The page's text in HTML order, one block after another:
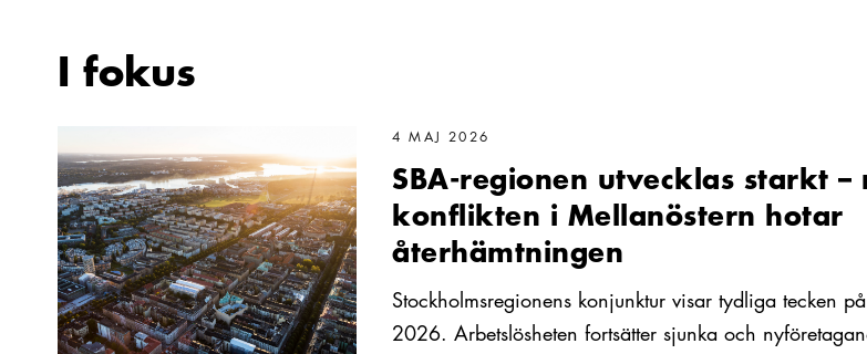
I fokus
4 MAJ 2026
SBA-regionen utvecklas starkt –
konflikten i Mellanöstern hotar
återhämtningen
Stockholmsregionens konjunktur visar tydliga tecken
2026. Arbetslösheten fortsätter sjunka och
Läs mer om SBA-regionen utvecklas starkt – men konflikten i Mellanöstern hotar återhämtningen